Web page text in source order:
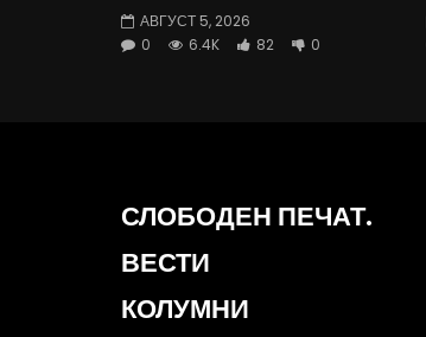
АВГУСТ 5, 2026
0
6.4K 82 0
СЛОБОДЕН ПЕЧАТ.
ВЕСТИ
КОЛУМНИ